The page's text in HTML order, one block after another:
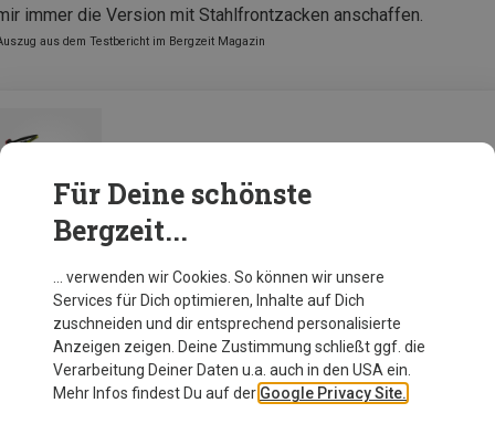
immer die Version mit Stahlfrontzacken anschaffen.
aus dem Testbericht im Bergzeit Magazin
Zur Produktseite
Für Deine schönste
Bergzeit...
… verwenden wir Cookies. So können wir unsere
Services für Dich optimieren, Inhalte auf Dich
zuschneiden und dir entsprechend personalisierte
Anzeigen zeigen. Deine Zustimmung schließt ggf. die
Verarbeitung Deiner Daten u.a. auch in den USA ein.
Mehr Infos findest Du auf der Google Privacy Site.